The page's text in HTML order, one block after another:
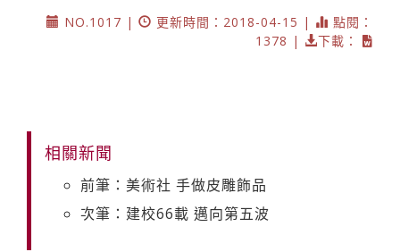
NO.1017 |
更新時間：2018-04-15 |
點閱：
1378 |
下載：
相關新聞
前筆：美術社 手做皮雕飾品
次筆：建校66載 邁向第五波